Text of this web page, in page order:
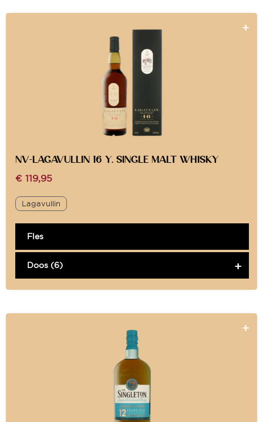
NV-LAGAVULLIN 16 Y. SINGLE MALT WHISKY
€ 119,95
Lagavullin
Fles
Doos (6)